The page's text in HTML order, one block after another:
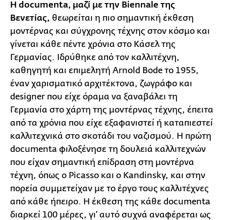
Η documenta, μαζί με την Biennale της
Βενετίας, θεωρείται η πιο σημαντική έκθεση
μοντέρνας και σύγχρονης τέχνης στον κόσμο και
γίνεται κάθε πέντε χρόνια στο Κάσελ της
Γερμανίας. Ιδρύθηκε από τον καλλιτέχνη,
καθηγητή και επιμελητή Arnold Bode το 1955,
έναν χαρισματικό αρχιτέκτονα, ζωγράφο και
designer που είχε όραμα να ξαναβάλει τη
Γερμανία στο χάρτη της μοντέρνας τέχνης, έπειτα
από τα χρόνια που είχε εξαφανιστεί ή καταπιεστεί
καλλιτεχνικά στο σκοτάδι του ναζισμού. Η πρώτη
documenta φιλοξένησε τη δουλειά καλλιτεχνών
που είχαν σημαντική επίδραση στη μοντέρνα
τέχνη, όπως ο Picasso και ο Kandinsky, και στην
πορεία συμμετείχαν με το έργο τους καλλιτέχνες
από κάθε ήπειρο. Η έκθεση της κάθε documenta
διαρκεί 100 μέρες, γι' αυτό συχνά αναφέρεται ως